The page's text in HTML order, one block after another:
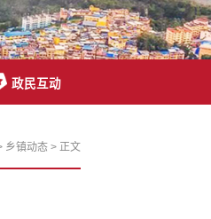
政民互动
乡镇动态 > 正文